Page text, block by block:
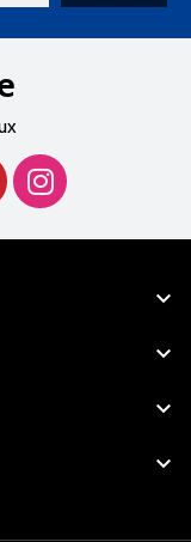



